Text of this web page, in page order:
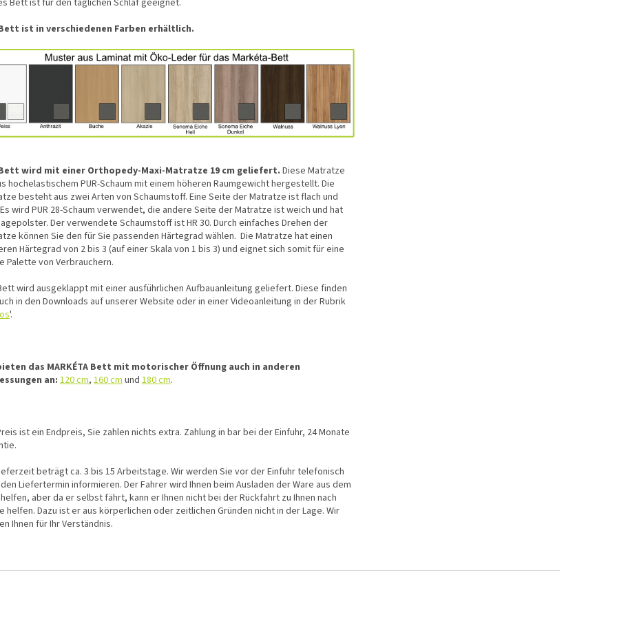
Bett ist für den täglichen Schlaf geeignet.
ist in verschiedenen Farben erhältlich.
wird mit einer Orthopedy-Maxi-Matratze 19 cm geliefert. Diese Matratze
hochelastischem PUR-Schaum mit einem höheren Raumgewicht hergestellt. Die
besteht aus zwei Arten von Schaumstoff. Eine Seite der Matratze ist flach und
wird PUR 28-Schaum verwendet, die andere Seite der Matratze ist weich und hat
Der verwendete Schaumstoff ist HR 30. Durch einfaches Drehen der
können Sie den für Sie passenden Härtegrad wählen. Die Matratze hat einen
Härtegrad von 2 bis 3 (auf einer Skala von 1 bis 3) und eignet sich somit für eine
Palette von Verbrauchern.
wird ausgeklappt mit einer ausführlichen Aufbauanleitung geliefert. Diese finden
in den Downloads auf unserer Website oder in einer Videoanleitung in der Rubrik
'.
das MARKÉTA Bett mit motorischer Öffnung auch in anderen
an:120 cm, 160 cmund 180 cm.
ist ein Endpreis, Sie zahlen nichts extra. Zahlung in bar bei der Einfuhr, 24 Monate
beträgt ca. 3 bis 15 Arbeitstage. Wir werden Sie vor der Einfuhr telefonisch
Liefertermin informieren. Der Fahrer wird Ihnen beim Ausladen der Ware aus dem
aber da er selbst fährt, kann er Ihnen nicht bei der Rückfahrt zu Ihnen nach
helfen. Dazu ist er aus körperlichen oder zeitlichen Gründen nicht in der Lage. Wir
Ihnen für Ihr Verständnis.